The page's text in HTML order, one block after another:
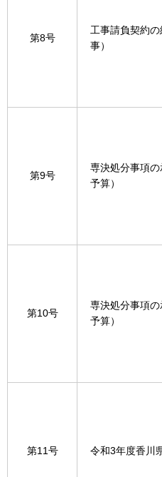
第8号
工事請負契約
事）
第9号
専決処分事項
予算）
第10号
専決処分事項
予算）
第11号 令和3年度香川